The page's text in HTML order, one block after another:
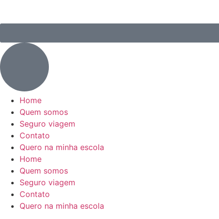
Home
Quem somos
Seguro viagem
Contato
Quero na minha escola
Home
Quem somos
Seguro viagem
Contato
Quero na minha escola